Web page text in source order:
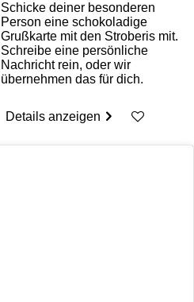
Schicke deiner besonderen
Person eine schokoladige
Grußkarte mit den Stroberis mit.
Schreibe eine persönliche
Nachricht rein, oder wir
übernehmen das für dich.
Details anzeigen